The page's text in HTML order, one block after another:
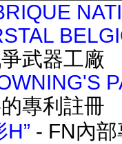
武器工廠
專利註冊
H” - FN內